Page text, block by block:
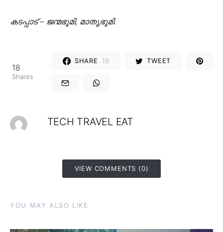
കടപ്പാട് – ജന്മഭൂമി, മാതൃഭൂമി.
18
Shares
SHARE 18 TWEET
TECH TRAVEL EAT
VIEW COMMENTS (0)
YOU MAY ALSO LIKE